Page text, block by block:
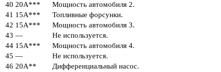
40 20А***
Мощность автомобиля 2.
41 15А***
Топливные форсунки.
42 15А***
Мощность автомобиля 3.
43 —
Не используется.
44 15А***
Мощность автомобиля 4.
45 —
Не используется.
46 20А**
Дифференциальный насос.